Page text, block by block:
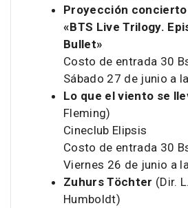
Proyección concierto
«BTS Live Trilogy.
Bullet»
Costo de entrada 30
Sábado 27 de junio a
Lo que el viento se
Fleming)
Cineclub Elipsis
Costo de entrada 30
Viernes 26 de junio a
Zuhurs Töchter (Dir.
Humboldt)